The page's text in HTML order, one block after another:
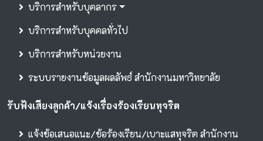
บริการสำหรับบุคลากร
บริการสำหรับบุคคลทั่วไป
บริการสำหรับหน่วยงาน
ระบบรายงานข้อมูลผลลัพธ์ สำนักงานมหาวิทยาลัย
รับฟังเสียงลูกค้า/แจ้งเรื่องร้องเรียนทุจริต
แจ้งข้อเสนอแนะ/ข้อร้องเรียน/เบาะแสทุจริต สำนักงาน